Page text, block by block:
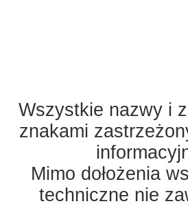
Wszystkie nazwy i
znakami
Mimo dołożenia
techniczne nie